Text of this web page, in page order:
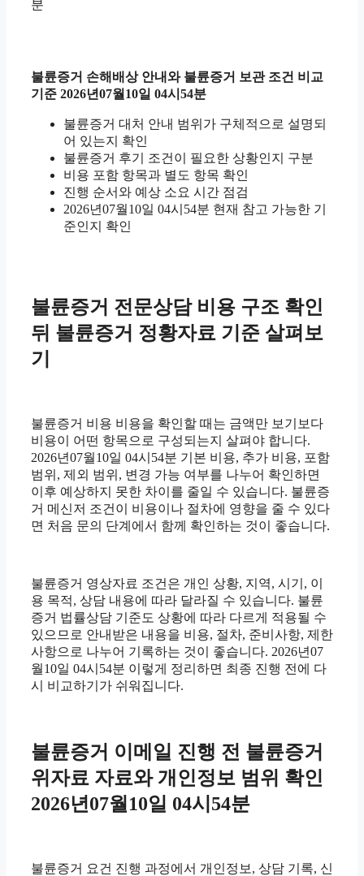
분
불륜증거 손해배상 안내와 불륜증거 보관 조건 비교
기준 2026년07월10일 04시54분
불륜증거 대처 안내 범위가 구체적으로 설명되
어 있는지 확인
불륜증거 후기 조건이 필요한 상황인지 구분
비용 포함 항목과 별도 항목 확인
진행 순서와 예상 소요 시간 점검
2026년07월10일 04시54분 현재 참고 가능한 기
준인지 확인
불륜증거 전문상담 비용 구조 확인
뒤 불륜증거 정황자료 기준 살펴보
기
불륜증거 비용 비용을 확인할 때는 금액만 보기보다
비용이 어떤 항목으로 구성되는지 살펴야 합니다.
2026년07월10일 04시54분 기본 비용, 추가 비용, 포함
범위, 제외 범위, 변경 가능 여부를 나누어 확인하면
이후 예상하지 못한 차이를 줄일 수 있습니다. 불륜증
거 메신저 조건이 비용이나 절차에 영향을 줄 수 있다
면 처음 문의 단계에서 함께 확인하는 것이 좋습니다.
불륜증거 영상자료 조건은 개인 상황, 지역, 시기, 이
용 목적, 상담 내용에 따라 달라질 수 있습니다. 불륜
증거 법률상담 기준도 상황에 따라 다르게 적용될 수
있으므로 안내받은 내용을 비용, 절차, 준비사항, 제한
사항으로 나누어 기록하는 것이 좋습니다. 2026년07
월10일 04시54분 이렇게 정리하면 최종 진행 전에 다
시 비교하기가 쉬워집니다.
불륜증거 이메일 진행 전 불륜증거
위자료 자료와 개인정보 범위 확인
2026년07월10일 04시54분
불륜증거 요건 진행 과정에서 개인정보, 상담 기록, 신